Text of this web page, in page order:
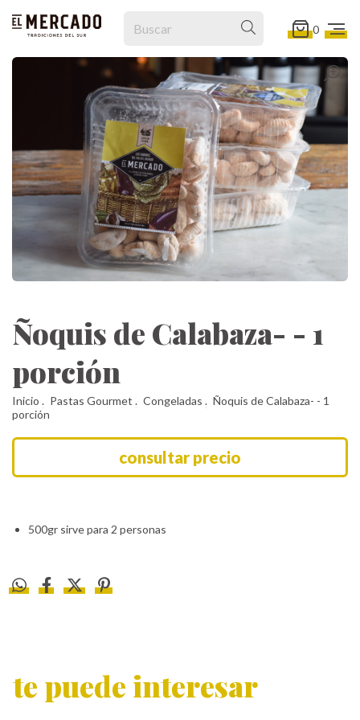
0
Ñoquis de Calabaza- - 1
porción
Inicio . Pastas Gourmet . Congeladas . Ñoquis de Calabaza- - 1
porción
500gr sirve para 2 personas
te puede interesar